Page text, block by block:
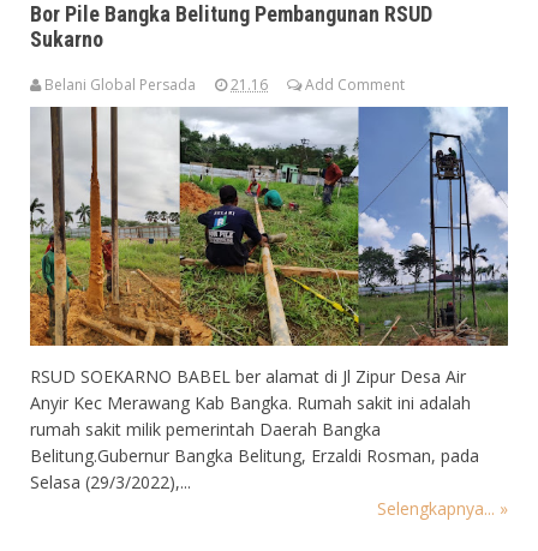
Bor Pile Bangka Belitung Pembangunan RSUD
Sukarno
Belani Global Persada 21.16 Add Comment
RSUD SOEKARNO BABEL ber alamat di Jl Zipur Desa Air
Anyir Kec Merawang Kab Bangka. Rumah sakit ini adalah
rumah sakit milik pemerintah Daerah Bangka
Belitung.Gubernur Bangka Belitung, Erzaldi Rosman, pada
Selasa (29/3/2022),...
Selengkapnya... »